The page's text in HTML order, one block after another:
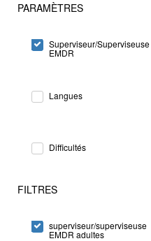
PARAMÈTRES
Superviseur/Superviseuse
EMDR
Langues
Difficultés
FILTRES
superviseur/superviseuse
EMDR adultes